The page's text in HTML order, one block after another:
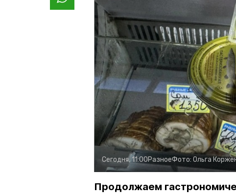
Сегодня, 11:00РазноеФото: Ольга
Продолжаем